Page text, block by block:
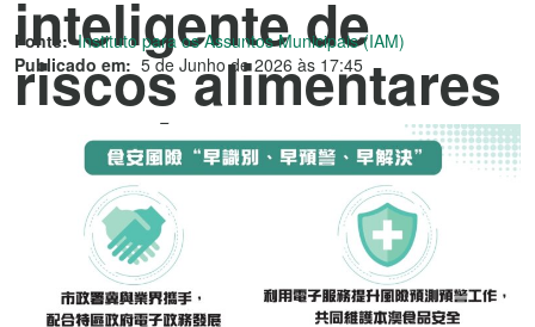
inteligente de
riscos alimentares
através da
Plataforma de
alerta de riscos
Fonte: Instituto para os Assuntos Municipais (IAM)
Publicado em: 5 de Junho de 2026 às 17:45